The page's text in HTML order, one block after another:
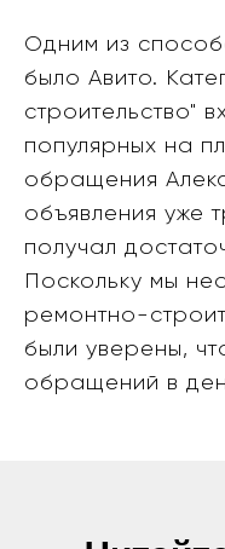
Одним из
было Авито.
строительство"
популярных на
обращения
объявления уже
получал
Поскольку мы
ремонтно-
были уверены,
обращений в